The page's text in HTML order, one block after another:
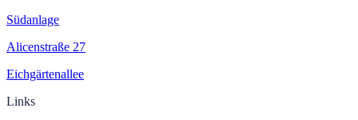
Südanlage
Alicenstraße 27
Eichgärtenallee
Links